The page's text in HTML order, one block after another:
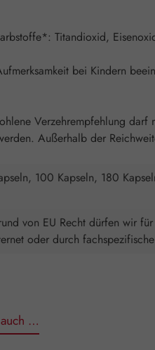
Titandioxid,
bei Kindern
Verzehrempfehlung
Außerhalb der
100 Kapseln, 180
von EU Recht dürfen wir
oder durch
…